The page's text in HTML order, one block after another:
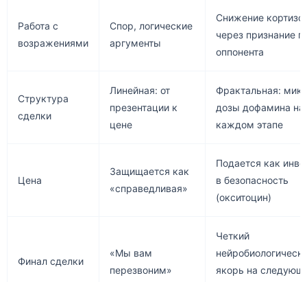
Работа с
возражениями
Спор, логические
аргументы
Снижение
через признание
оппонента
Структура
сделки
Линейная: от
презентации к
цене
Фрактальная:
дозы дофамина на
каждом этапе
Цена
Защищается как
«справедливая»
Подается как
в безопасность
(окситоцин)
Финал сделки
«Мы вам
перезвоним»
Четкий
якорь на